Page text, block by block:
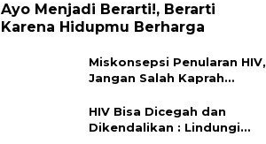
Ayo Menjadi Berarti!, Berarti
Karena Hidupmu Berharga
Miskonsepsi Penularan HIV,
Jangan Salah Kaprah
HIV Bisa Dicegah dan
Dikendalikan : Lindungi